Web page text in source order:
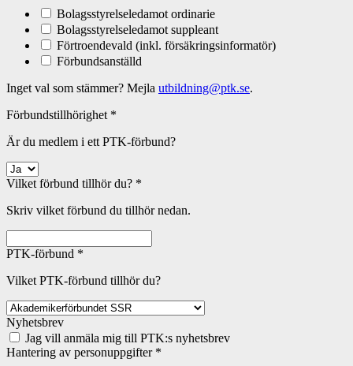
Bolagsstyrelseledamot ordinarie
Bolagsstyrelseledamot suppleant
Förtroendevald (inkl. försäkringsinformatör)
Förbundsanställd
Inget val som stämmer? Mejla utbildning@ptk.se.
Förbundstillhörighet *
Är du medlem i ett PTK-förbund?
Vilket förbund tillhör du? *
Skriv vilket förbund du tillhör nedan.
PTK-förbund *
Vilket PTK-förbund tillhör du?
Nyhetsbrev
Jag vill anmäla mig till PTK:s nyhetsbrev
Hantering av personuppgifter *